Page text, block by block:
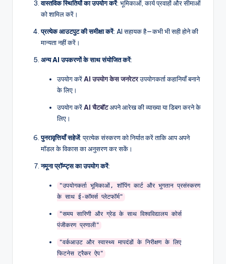
वास्तविक स्थितियों का उपयोग करें: भूमिकाओं, कार्य प्रवाहों और सीमाओं
को शामिल करें।
प्रत्येक आउटपुट की समीक्षा करें: AI सहायक है—कभी भी सही होने की
मान्यता नहीं करें।
अन्य AI उपकरणों के साथ संयोजित करें:
उपयोग करेंAI उपयोग केस जनरेटरउपयोगकर्ता कहानियाँ बनाने
के लिए।
उपयोग करेंAI चैटबॉटअपने आरेख की व्याख्या या डिबग करने के
लिए।
पुनरावृत्तियाँ सहेजें: प्रत्येक संस्करण को निर्यात करें ताकि आप अपने
मॉडल के विकास का अनुसरण कर सकें।
नमूना प्रॉम्प्ट्स का उपयोग करें:
"उपयोगकर्ता भूमिकाओं, शॉपिंग कार्ट और भुगतान प्रसंस्करण
के साथ ई-कॉमर्स प्लेटफॉर्म"
"समय सारिणी और ग्रेड के साथ विश्वविद्यालय कोर्स
पंजीकरण प्रणाली"
"वर्कआउट और स्वास्थ्य मापदंडों के निरीक्षण के लिए
फिटनेस ट्रैकर ऐप"